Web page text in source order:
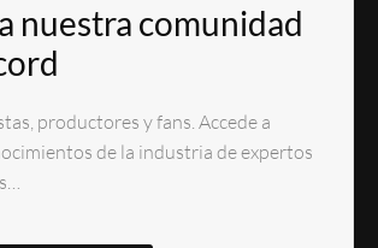
nuestra comunidad
productores y fans. Accede a
de la industria de expertos